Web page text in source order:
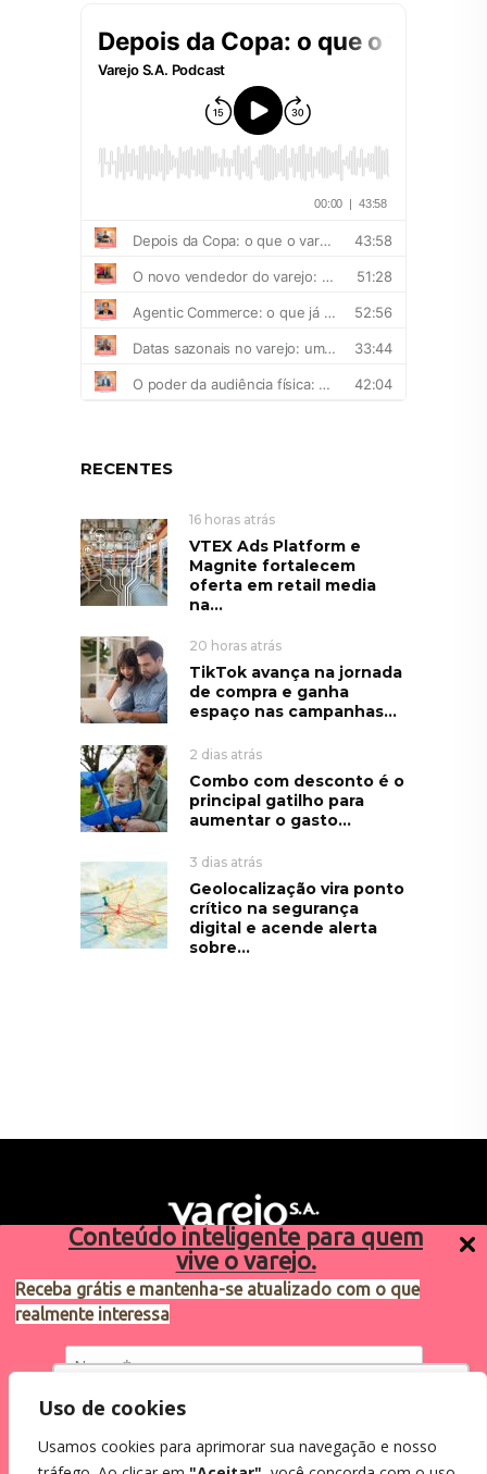
Conteúdo inteligente para quem
vive o varejo.
Receba grátis e mantenha-se atualizado com o que
realmente interessa
Eu concordo em receber comunicações.
Utilizamos cookies para oferecer melhor
como você interage em nosso site e
Uso de cookies
Usamos cookies para aprimorar sua navegação e nosso
RECENTES
16 horas atrás
VTEX Ads Platform e
Magnite fortalecem
oferta em retail media
na...
20 horas atrás
TikTok avança na jornada
de compra e ganha
espaço nas campanhas...
2 dias atrás
Combo com desconto é o
principal gatilho para
aumentar o gasto...
3 dias atrás
Geolocalização vira ponto
crítico na segurança
digital e acende alerta
sobre...
Sugestões de pauta
varejosa@cndl.org.br